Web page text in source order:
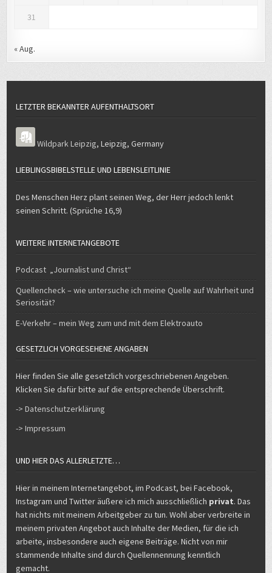
31
« Aug.
LETZTER BEKANNTER AUFENTHALTSORT
Wildpark Leipzig,Leipzig,Germany
LIEBLINGSBIBELSTELLE UND LEBENSLEITLINIE
Des Menschen Herz plant seinen Weg, der Herr jedoch lenkt
seinen Schritt. (Sprüche 16,9)
WEITERE INTERNETANGEBOTE
Podcast „Journalist und Christ“
Quellencheck – wie untersuche ich meine Quelle auf Wahrheit und
Seriosität?
E-Verkehr – mein Weg zum und mit dem Elektroauto
GESETZLICH VORGESEHENE ANGABEN
Hier finden Sie alle gesetzlich vorgeschriebenen Angeben.
Klicken Sie dafür bitte auf die entsprechende Überschrift.
-> Datenschutzerklärung
-> Impressum
UND HIER DAS ALLERLETZTE…
Hier in meinem Internetangebot, im Podcast, bei Facebook,
Instagram und Twitter äußere ich mich ausschließlich privat. Das
hat nichts mit meinem Arbeitgeber zu tun. Wohl aber verbreite in
meinem privaten Angebot auch Inhalte der Medien, für die ich
arbeite, insbesondere auch eigene Beiträge. Nicht von mir
stammende Inhalte sind durch Quellennennung kenntlich
gemacht.